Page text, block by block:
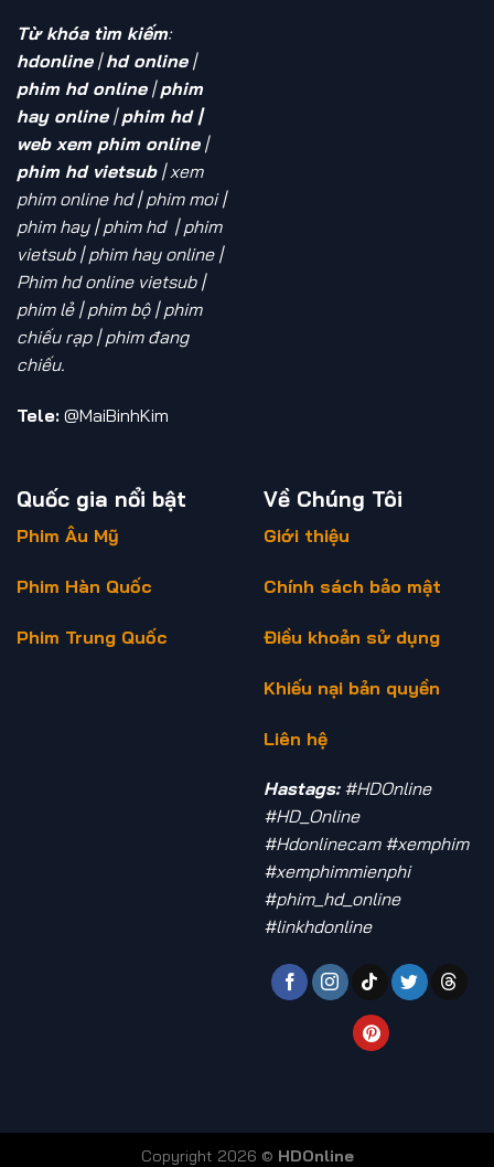
Từ khóa tìm kiếm:
hdonline|hd online|
phim hd online| phim
hay online|phim hd |
web xem phim online|
phim hd vietsub| xem
phim online hd| phim moi |
phim hay | phim hd | phim
vietsub | phim hay online |
Phim hd online vietsub |
phim lẻ | phim bộ | phim
chiếu rạp | phim đang
chiếu.
Tele: @MaiBinhKim
Quốc gia nổi bật
Phim Âu Mỹ
Phim Hàn Quốc
Phim Trung Quốc
Về Chúng Tôi
Giới thiệu
Chính sách bảo mật
Điều khoản sử dụng
Khiếu nại bản quyền
Liên hệ
Hastags:#HDOnline
#HD_Online
#Hdonlinecam #xemphim
#xemphimmienphi
#phim_hd_online
#linkhdonline
Copyright 2026 © HDOnline